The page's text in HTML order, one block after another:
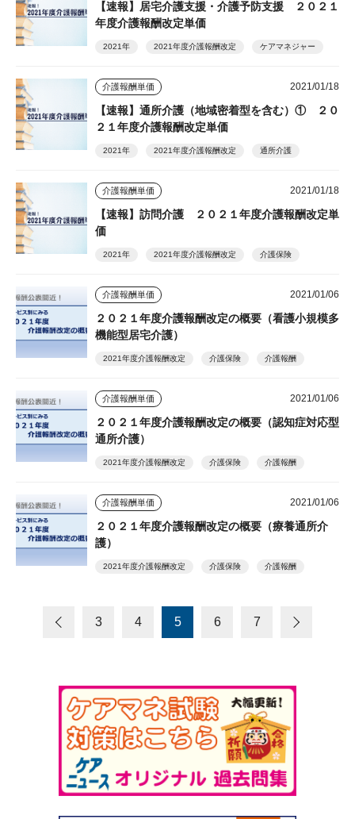
【速報】居宅介護支援・介護予防支援 ２０２１
年度介護報酬改定単価
2021年 2021年度介護報酬改定 ケアマネジャー
介護報酬単価 2021/01/18
【速報】通所介護（地域密着型を含む）① ２０
２１年度介護報酬改定単価
2021年 2021年度介護報酬改定 通所介護
介護報酬単価 2021/01/18
【速報】訪問介護 ２０２１年度介護報酬改定単
価
2021年 2021年度介護報酬改定 介護保険
介護報酬単価 2021/01/06
２０２１年度介護報酬改定の概要（看護小規模多
機能型居宅介護）
2021年度介護報酬改定 介護保険 介護報酬
介護報酬単価 2021/01/06
２０２１年度介護報酬改定の概要（認知症対応型
通所介護）
2021年度介護報酬改定 介護保険 介護報酬
介護報酬単価 2021/01/06
２０２１年度介護報酬改定の概要（療養通所介
護）
2021年度介護報酬改定 介護保険 介護報酬
3 4 5 6 7